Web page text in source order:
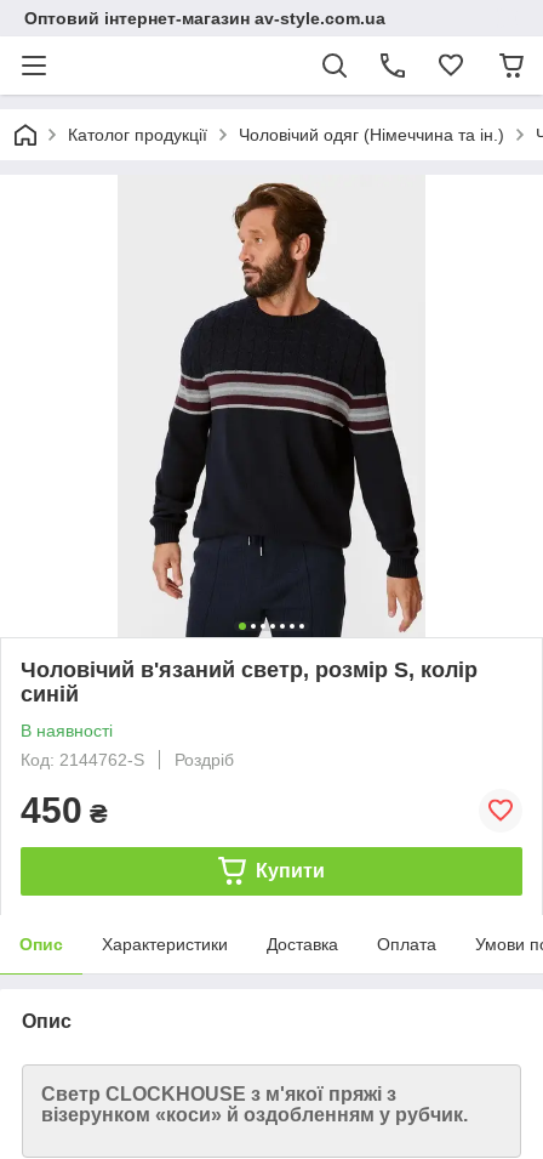
Оптовий інтернет-магазин av-style.com.ua
Католог продукції Чоловічий одяг (Німеччина та ін.)
Чоловічий в'язаний светр, розмір S, колір
синій
В наявності
Код: 2144762-S
Роздріб
450 ₴
Купити
Опис Характеристики Доставка Оплата Умови
Опис
Светр CLOCKHOUSE з м'якої пряжі з
візерунком «коси» й оздобленням у рубчик.